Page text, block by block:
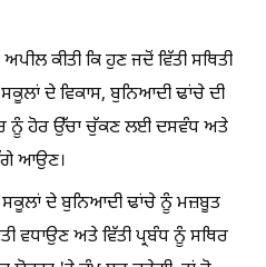
ਕੀਤੀ ਕਿ ਹੁਣ ਜਦੋਂ ਵਿੱਤੀ ਸਥਿਤੀ
ਦੇ ਵਿਕਾਸ, ਬੁਨਿਆਦੀ ਢਾਂਚੇ ਦੀ
ਨੂੰ ਹੋਰ ਉੱਚਾ ਚੁੱਕਣ ਲਈ ਦਸਵੰਧ ਅਤੇ
ਆਉਣ।
ਸਕੂਲਾਂ ਦੇ ਬੁਨਿਆਦੀ ਢਾਂਚੇ ਨੂੰ ਮਜ਼ਬੂਤ
ਵਧਾਉਣ ਅਤੇ ਵਿੱਤੀ ਪ੍ਰਬੰਧ ਨੂੰ ਸਥਿਰ